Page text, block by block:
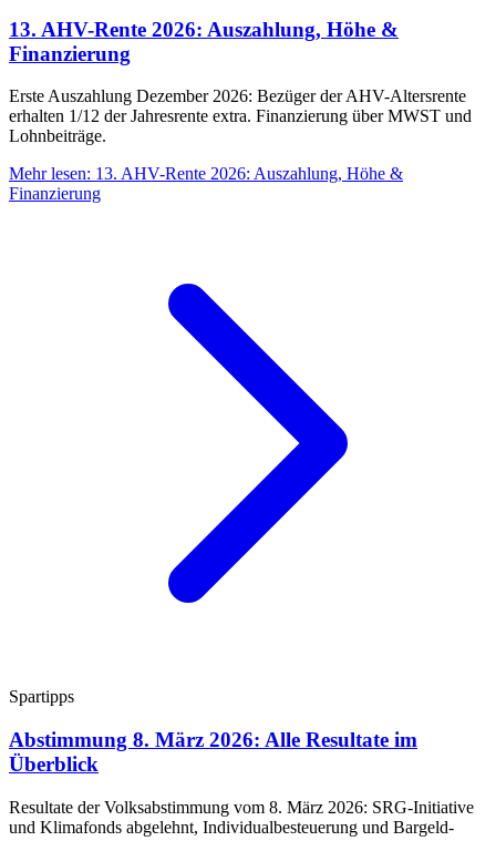
13. AHV-Rente 2026: Auszahlung, Höhe &
Finanzierung
Erste Auszahlung Dezember 2026: Bezüger der AHV-Altersrente
erhalten 1/12 der Jahresrente extra. Finanzierung über MWST und
Lohnbeiträge.
Mehr lesen: 13. AHV-Rente 2026: Auszahlung, Höhe &
Finanzierung
Spartipps
Abstimmung 8. März 2026: Alle Resultate im
Überblick
Resultate der Volksabstimmung vom 8. März 2026: SRG-Initiative
und Klimafonds abgelehnt, Individualbesteuerung und Bargeld-